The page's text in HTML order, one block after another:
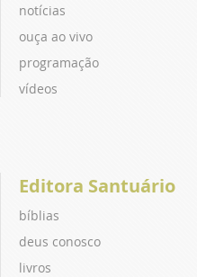
notícias
ouça ao vivo
programação
vídeos
Editora Santuário
bíblias
deus conosco
livros